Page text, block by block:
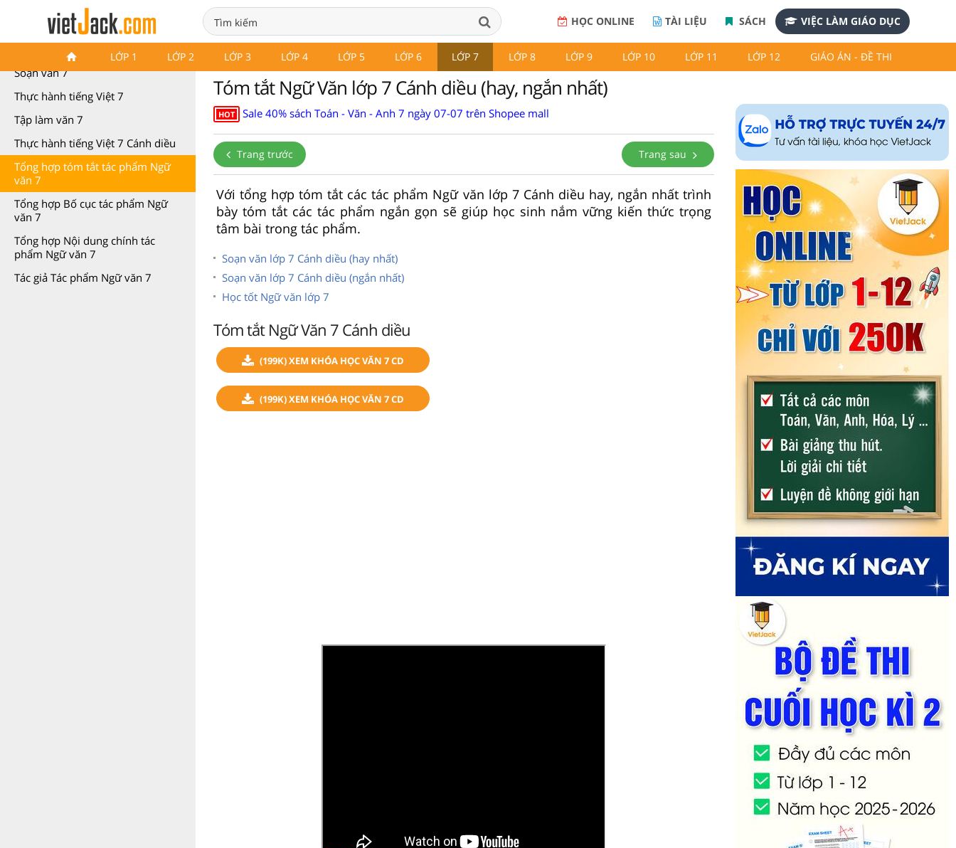
HỌC ONLINE TÀI LIỆU SÁCH VIỆC LÀM GIÁO DỤC
LỚP 1 LỚP 2 LỚP 3 LỚP 4 LỚP 5 LỚP 6 LỚP 7 LỚP 8 LỚP 9 LỚP 10 LỚP 11 LỚP 12 GIÁO ÁN - ĐỀ THI
Ngữ văn 7 Cánh diều
Soạn văn 7
Thực hành tiếng Việt 7
Tập làm văn 7
Thực hành tiếng Việt 7 Cánh diều
Tổng hợp tóm tắt tác phẩm Ngữ
văn 7
Tổng hợp Bố cục tác phẩm Ngữ
văn 7
Tổng hợp Nội dung chính tác
phẩm Ngữ văn 7
Tác giả Tác phẩm Ngữ văn 7
Tóm tắt Ngữ Văn lớp 7 Cánh diều (hay, ngắn nhất)
HOT Sale 40% sách Toán - Văn - Anh 7 ngày 07-07 trên Shopee mall
Trang trước Trang sau
Với tổng hợp tóm tắt các tác phẩm Ngữ văn lớp 7 Cánh diều hay, ngắn nhất trình
bày tóm tắt các tác phẩm ngắn gọn sẽ giúp học sinh nắm vững kiến thức trọng
tâm bài trong tác phẩm.
Soạn văn lớp 7 Cánh diều (hay nhất)
Soạn văn lớp 7 Cánh diều (ngắn nhất)
Học tốt Ngữ văn lớp 7
Tóm tắt Ngữ Văn 7 Cánh diều
(199K) XEM KHÓA HỌC VĂN 7 CD
(199K) XEM KHÓA HỌC VĂN 7 CD